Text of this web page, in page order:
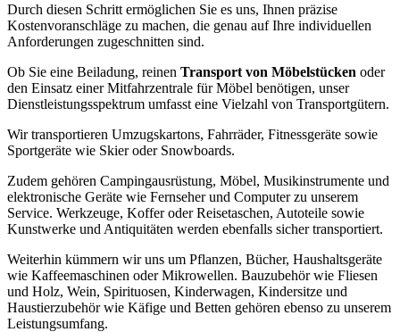
Durch diesen Schritt ermöglichen Sie es uns, Ihnen präzise
Kostenvoranschläge zu machen, die genau auf Ihre individuellen
Anforderungen zugeschnitten sind.
Ob Sie eine Beiladung, reinen Transport von Möbelstücken oder
den Einsatz einer Mitfahrzentrale für Möbel benötigen, unser
Dienstleistungsspektrum umfasst eine Vielzahl von Transportgütern.
Wir transportieren Umzugskartons, Fahrräder, Fitnessgeräte sowie
Sportgeräte wie Skier oder Snowboards.
Zudem gehören Campingausrüstung, Möbel, Musikinstrumente und
elektronische Geräte wie Fernseher und Computer zu unserem
Service. Werkzeuge, Koffer oder Reisetaschen, Autoteile sowie
Kunstwerke und Antiquitäten werden ebenfalls sicher transportiert.
Weiterhin kümmern wir uns um Pflanzen, Bücher, Haushaltsgeräte
wie Kaffeemaschinen oder Mikrowellen. Bauzubehör wie Fliesen
und Holz, Wein, Spirituosen, Kinderwagen, Kindersitze und
Haustierzubehör wie Käfige und Betten gehören ebenso zu unserem
Leistungsumfang.